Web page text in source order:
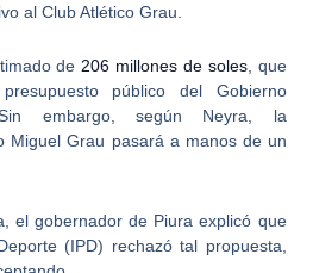
al Club Atlético Grau.
de 206 millones de soles, que
presupuesto público del Gobierno
embargo, según Neyra, la
Miguel Grau pasará a manos de un
el gobernador de Piura explicó que
(IPD) rechazó tal propuesta,